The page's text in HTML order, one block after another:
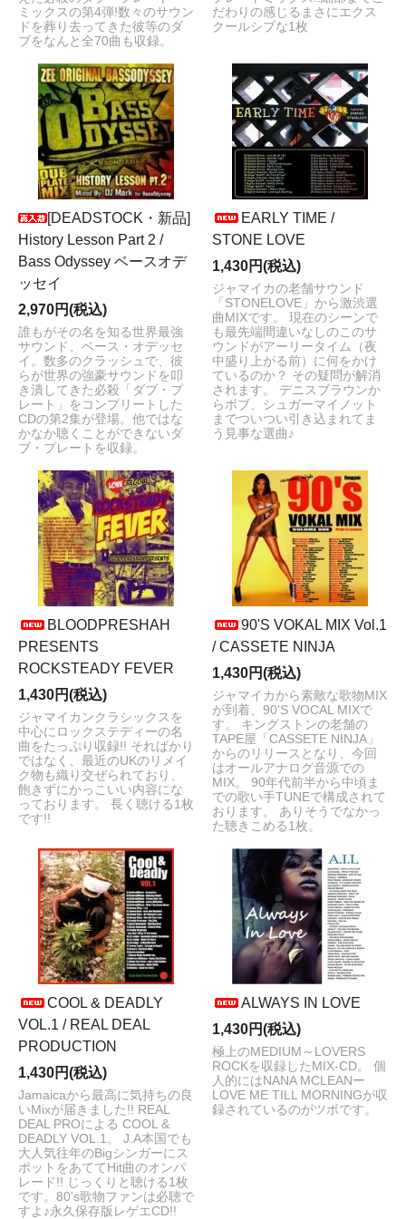
ミックスの第4弾!数々のサウン
ドを葬り去ってきた彼等のダ
ブをなんと全70曲も収録。
だわりの感じるまさにエクス
クールシブな1枚
[DEADSTOCK・新品]
History Lesson Part 2 /
Bass Odyssey ベースオデ
ッセイ
2,970円(税込)
誰もがその名を知る世界最強
サウンド、ベース・オデッセ
イ。数多のクラッシュで、彼
らが世界の強豪サウンドを叩
き潰してきた必殺「ダブ・プ
レート」をコンプリートした
CDの第2集が登場。他ではな
かなか聴くことができないダ
ブ・プレートを収録。
EARLY TIME /
STONE LOVE
1,430円(税込)
ジャマイカの老舗サウンド
「STONELOVE」から激渋選
曲MIXです。 現在のシーンで
も最先端間違いなしのこのサ
ウンドがアーリータイム（夜
中盛り上がる前）に何をかけ
ているのか？ その疑問が解消
されます。 デニスブラウンか
らボブ、シュガーマイノット
までついつい引き込まれてま
う見事な選曲♪
BLOODPRESHAH
PRESENTS
ROCKSTEADY FEVER
1,430円(税込)
ジャマイカンクラシックスを
中心にロックステディーの名
曲をたっぷり収録!! そればかり
ではなく、最近のUKのリメイ
ク物も織り交ぜられており、
飽きずにかっこいい内容にな
っております。 長く聴ける1枚
です!!
90'S VOKAL MIX Vol.1
/ CASSETE NINJA
1,430円(税込)
ジャマイカから素敵な歌物MIX
が到着、90'S VOCAL MIXで
す。 キングストンの老舗の
TAPE屋「CASSETE NINJA」
からのリリースとなり、今回
はオールアナログ音源での
MIX。 90年代前半から中頃ま
での歌い手TUNEで構成されて
おります。 ありそうでなかっ
た聴きこめる1枚。
COOL & DEADLY
VOL.1 / REAL DEAL
PRODUCTION
1,430円(税込)
Jamaicaから最高に気持ちの良
いMixが届きました!! REAL
DEAL PROによる COOL &
DEADLY VOL.1。 J.A本国でも
大人気往年のBigシンガーにス
ポットをあててHit曲のオンパ
レード!! じっくりと聴ける1枚
です。80's歌物ファンは必聴で
すよ♪永久保存版レゲエCD!!
ALWAYS IN LOVE
1,430円(税込)
極上のMEDIUM～LOVERS
ROCKを収録したMIX-CD。 個
人的にはNANA MCLEANー
LOVE ME TILL MORNINGが収
録されているのがツボです。